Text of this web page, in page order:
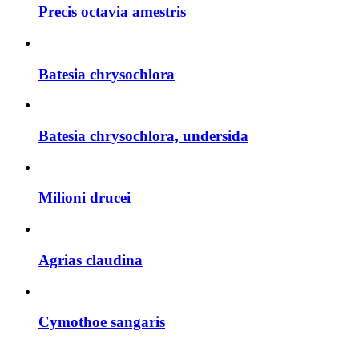
Precis octavia amestris
Batesia chrysochlora
Batesia chrysochlora, undersida
Milioni drucei
Agrias claudina
Cymothoe sangaris